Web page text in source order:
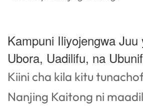
Kampuni Iliyojengwa Juu
Ubora, Uadilifu, na
Kiini cha kila kitu
Nanjing Kaitong ni